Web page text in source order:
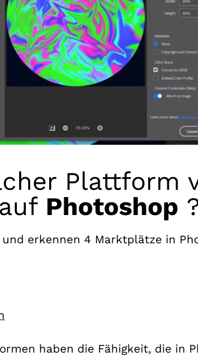
Plattform
Photoshop
erkennen 4 Marktplätze in
haben die Fähigkeit, die in